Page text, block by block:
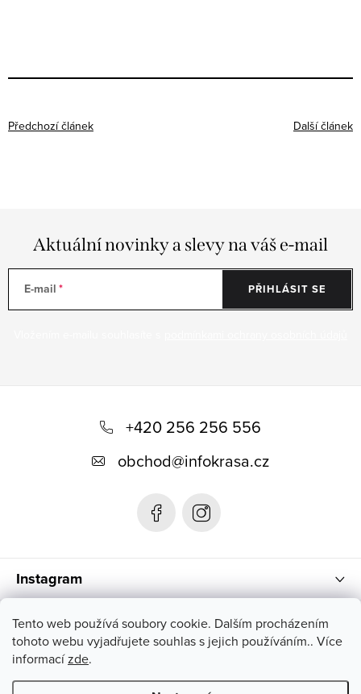
Tento web používá soubory cookie. Dalším procházením
tohoto webu vyjadřujete souhlas s jejich používáním.. Více
informacízde.
Předchozí článek Další článek
Aktuální novinky a slevy na váš e-mail
E-mail PŘIHLÁSIT SE
Instagram
+420 256 256 556
obchod@infokrasa.cz
Informace pro vás